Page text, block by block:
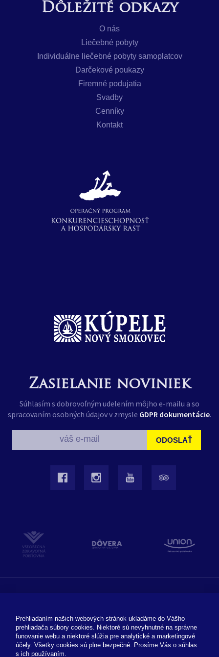
Dôležité odkazy
O nás
Liečebné pobyty
Individuálne liečebné pobyty samoplatcov
Darčekové poukazy
Firemné podujatia
Svadby
Cenníky
Kontakt
Zasielanie noviniek
Súhlasím s dobrovoľným udelením môjho e-mailu a so
spracovaním osobných údajov v zmysle GDPR dokumentácie.
ODOSLAŤ
Súbory cookies Duálne vzdelávanie
EÚ Projekt Projekt PSK
Odhlásenie z newslettra
Prehliadaním našich webových stránok ukladáme do Vášho
prehliadača súbory cookies. Niektoré sú nevyhnutné na správne
funovanie webu a niektoré slúžia pre analytické a marketingové
účely. Všetky cookies sú plne bezpečné. Prosíme Vás o súhlas
s ich používaním.